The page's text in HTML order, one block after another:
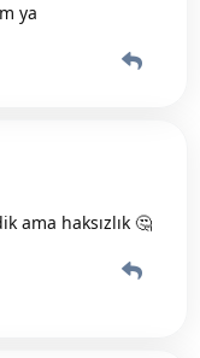
ya
ama haksızlık 🤔